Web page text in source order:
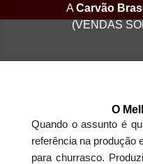
ACarvão
(VENDAS
O
Quando o assunto é
referência na produção
para churrasco.